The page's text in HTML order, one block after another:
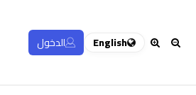
English الدخول